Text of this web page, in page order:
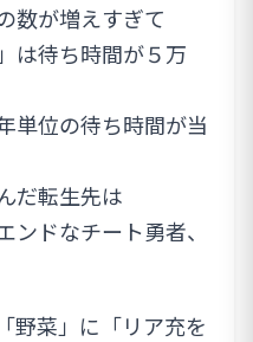
数が増えすぎて
は待ち時間が５万
単位の待ち時間が当
だ転生先は
ンドなチート勇者、
野菜」に「リア充を